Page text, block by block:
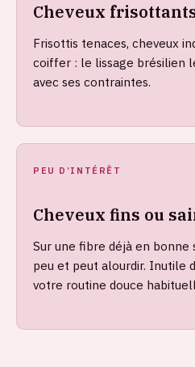
Cheveux
Frisottis tenaces, cheveux
coiffer : le lissage brésilien
avec ses contraintes.
PEU D’INTÉRÊT
Cheveux fins ou
Sur une fibre déjà en
peu et peut alourdir. Inutile
votre routine douce